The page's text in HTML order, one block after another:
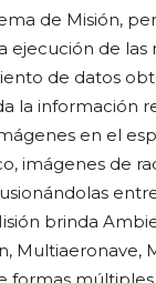
de Misión,
ejecución de las
de datos
la información
en el
imágenes de
brinda
Multiaeronave,